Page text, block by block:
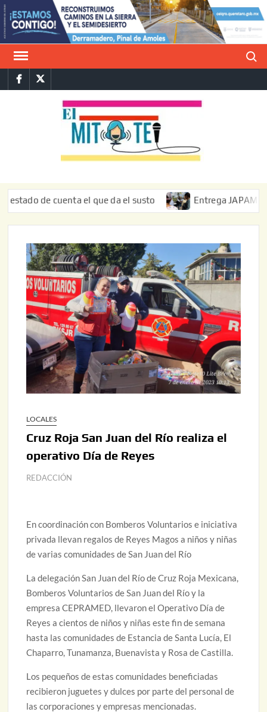
Saltar
al
contenido
FacebookTwitter
de cuenta el que da el susto Entrega JAPAM
LOCALES
Cruz Roja San Juan del Río realiza el
operativo Día de Reyes
REDACCIÓN
En coordinación con Bomberos Voluntarios e iniciativa
privada llevan regalos de Reyes Magos a niños y niñas
de varias comunidades de San Juan del Río
La delegación San Juan del Río de Cruz Roja Mexicana,
Bomberos Voluntarios de San Juan del Río y la
empresa CEPRAMED, llevaron el Operativo Día de
Reyes a cientos de niños y niñas este fin de semana
hasta las comunidades de Estancia de Santa Lucía, El
Chaparro, Tunamanza, Buenavista y Rosa de Castilla.
Los pequeños de estas comunidades beneficiadas
recibieron juguetes y dulces por parte del personal de
las corporaciones y empresas mencionadas.